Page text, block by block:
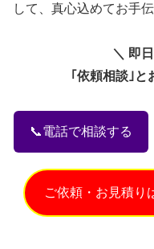
して、真心込めてお手
＼ 即
｢依頼相談｣と
📞電話で相談する
ご依頼・お見積り